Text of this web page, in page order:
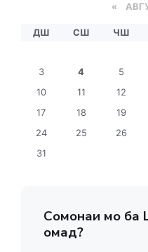
«
ДШ СШ ЧШ
3
4 5
10
11 12
17
18 19
24
25 26
31
Сомонаи мо ба
омад?